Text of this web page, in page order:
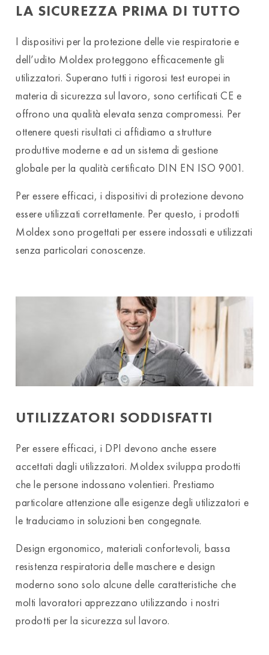
LA SICUREZZA PRIMA DI TUTTO
I dispositivi per la protezione delle vie respiratorie e
dell’udito Moldex proteggono efficacemente gli
utilizzatori. Superano tutti i rigorosi test europei in
materia di sicurezza sul lavoro, sono certificati CE e
offrono una qualità elevata senza compromessi. Per
ottenere questi risultati ci affidiamo a strutture
produttive moderne e ad un sistema di gestione
globale per la qualità certificato DIN EN ISO 9001.
Per essere efficaci, i dispositivi di protezione devono
essere utilizzati correttamente. Per questo, i prodotti
Moldex sono progettati per essere indossati e utilizzati
senza particolari conoscenze.
UTILIZZATORI SODDISFATTI
Per essere efficaci, i DPI devono anche essere
accettati dagli utilizzatori. Moldex sviluppa prodotti
che le persone indossano volentieri. Prestiamo
particolare attenzione alle esigenze degli utilizzatori e
le traduciamo in soluzioni ben congegnate.
Design ergonomico, materiali confortevoli, bassa
resistenza respiratoria delle maschere e design
moderno sono solo alcune delle caratteristiche che
molti lavoratori apprezzano utilizzando i nostri
prodotti per la sicurezza sul lavoro.